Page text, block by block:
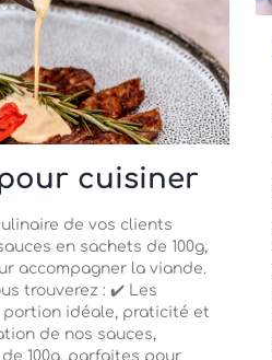
cuisiner
de vos clients
en sachets de 100g,
accompagner la viande.
trouverez : ✔️ Les
portion idéale, praticité et
de nos sauces,
100g, parfaites pour